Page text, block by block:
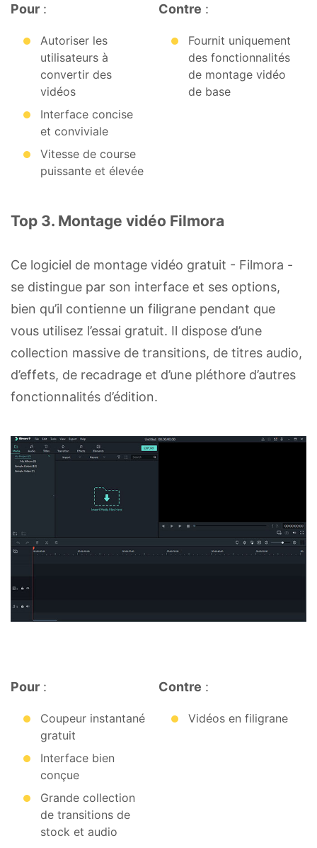
Pour :
Autoriser les
utilisateurs à
convertir des
vidéos
Interface concise
et conviviale
Vitesse de course
puissante et élevée
Contre :
Fournit uniquement
des fonctionnalités
de montage vidéo
de base
Top 3. Montage vidéo Filmora
Ce logiciel de montage vidéo gratuit - Filmora -
se distingue par son interface et ses options,
bien qu’il contienne un filigrane pendant que
vous utilisez l’essai gratuit. Il dispose d’une
collection massive de transitions, de titres audio,
d’effets, de recadrage et d’une pléthore d’autres
fonctionnalités d’édition.
Pour :
Coupeur instantané
gratuit
Interface bien
conçue
Grande collection
de transitions de
stock et audio
Contre :
Vidéos en filigrane